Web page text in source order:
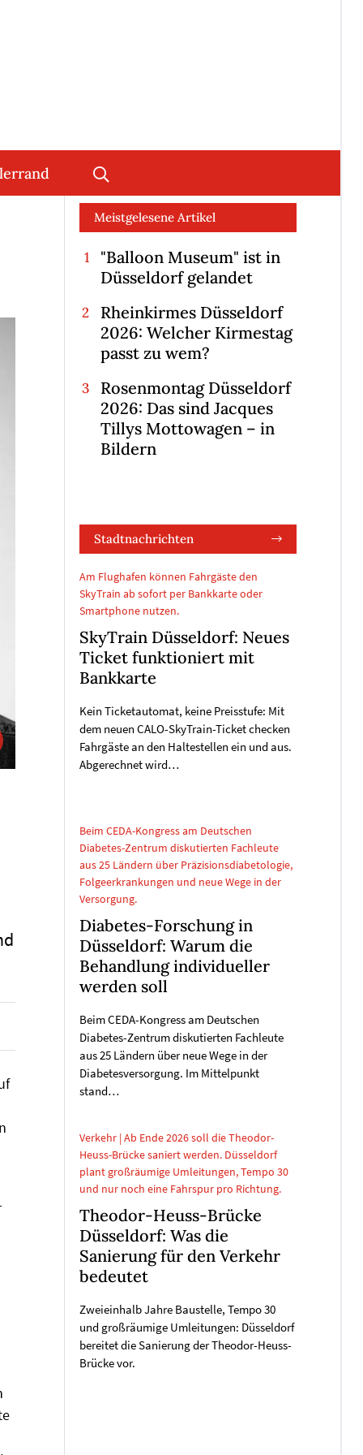
Meistgelesene Artikel
"Balloon Museum" ist in
Düsseldorf gelandet
Rheinkirmes Düsseldorf
2026: Welcher Kirmestag
passt zu wem?
Rosenmontag Düsseldorf
2026: Das sind Jacques
Tillys Mottowagen – in
Bildern
Stadtnachrichten
Am Flughafen können Fahrgäste den
SkyTrain ab sofort per Bankkarte oder
Smartphone nutzen.
SkyTrain Düsseldorf: Neues
Ticket funktioniert mit
Bankkarte
Kein Ticketautomat, keine Preisstufe: Mit
dem neuen CALO-SkyTrain-Ticket checken
Fahrgäste an den Haltestellen ein und aus.
Abgerechnet wird…
Beim CEDA-Kongress am Deutschen
Diabetes-Zentrum diskutierten Fachleute
aus 25 Ländern über Präzisionsdiabetologie,
Folgeerkrankungen und neue Wege in der
Versorgung.
Diabetes-Forschung in
Düsseldorf: Warum die
Behandlung individueller
werden soll
Beim CEDA-Kongress am Deutschen
Diabetes-Zentrum diskutierten Fachleute
aus 25 Ländern über neue Wege in der
Diabetesversorgung. Im Mittelpunkt
stand…
Verkehr | Ab Ende 2026 soll die Theodor-
Heuss-Brücke saniert werden. Düsseldorf
plant großräumige Umleitungen, Tempo 30
und nur noch eine Fahrspur pro Richtung.
Theodor-Heuss-Brücke
Düsseldorf: Was die
Sanierung für den Verkehr
bedeutet
Zweieinhalb Jahre Baustelle, Tempo 30
und großräumige Umleitungen: Düsseldorf
bereitet die Sanierung der Theodor-Heuss-
Brücke vor.